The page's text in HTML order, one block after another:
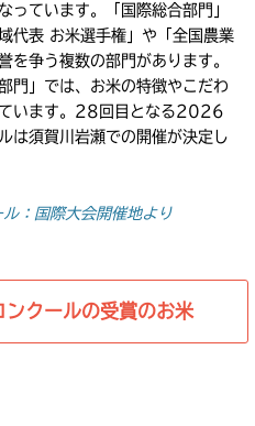
っています。「国際総合部門」
代表 お米選手権」や「全国農業
を争う複数の部門があります。
門」では、お米の特徴やこだわ
ています。28回目となる2026
は須賀川岩瀬での開催が決定し
：国際大会開催地より
クールの受賞のお米